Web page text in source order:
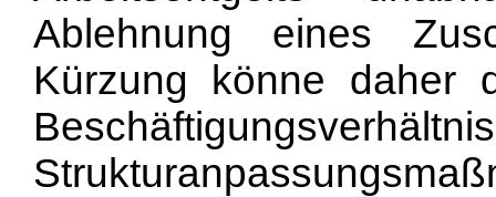
Ablehnung eines
Kürzung könne daher